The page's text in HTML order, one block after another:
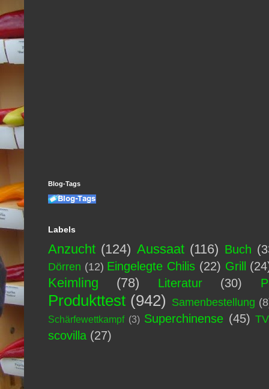
Blog-Tags
Labels
Anzucht (124) Aussaat (116) Buch
Dörren (12) Eingelegte Chilis (22) Grill
Keimling (78) Literatur (30)
Produkttest (942) Samenbestellung
Schärfewettkampf (3) Superchinense (45) TV
scovilla (27)